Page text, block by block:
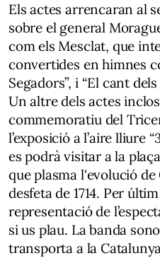
Els actes arrencaran al
sobre el general
com els Mesclat, que
convertides en himnes
Segadors”, i “El cant
Un altre dels actes
commemoratiu del
l’exposició a l’aire lliure
es podrà visitar a la
que plasma l'evolució
desfeta de 1714. Per
representació de
si us plau. La banda
transporta a la